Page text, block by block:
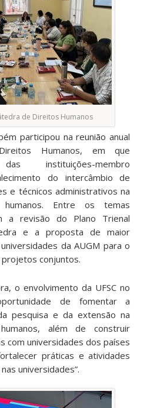
de Direitos Humanos
participou na reunião anual
Humanos, em que
instituições-membro
do intercâmbio de
e técnicos administrativos na
Entre os temas
a revisão do Plano Trienal
e a proposta de maior
da AUGM para o
conjuntos.
o envolvimento da UFSC no
de fomentar a
pesquisa e da extensão na
além de construir
com universidades dos países
práticas e atividades
universidades”.